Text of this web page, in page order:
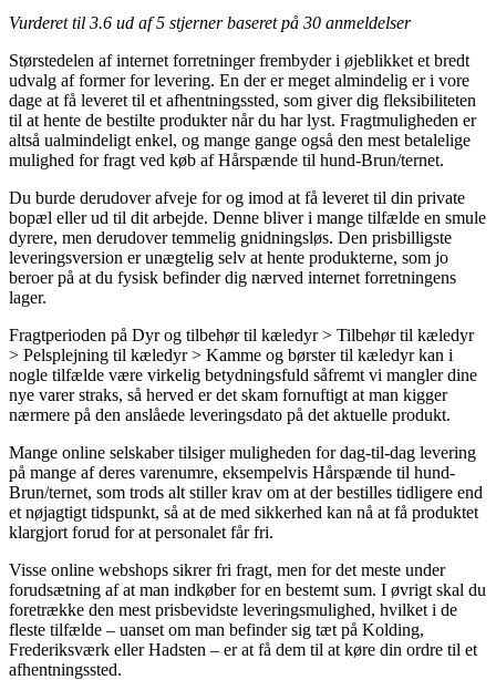
Vurderet til 3.6 ud af 5 stjerner baseret på 30 anmeldelser
Størstedelen af internet forretninger frembyder i øjeblikket et bredt
udvalg af former for levering. En der er meget almindelig er i vore
dage at få leveret til et afhentningssted, som giver dig fleksibiliteten
til at hente de bestilte produkter når du har lyst. Fragtmuligheden er
altså ualmindeligt enkel, og mange gange også den mest betalelige
mulighed for fragt ved køb af Hårspænde til hund-Brun/ternet.
Du burde derudover afveje for og imod at få leveret til din private
bopæl eller ud til dit arbejde. Denne bliver i mange tilfælde en smule
dyrere, men derudover temmelig gnidningsløs. Den prisbilligste
leveringsversion er unægtelig selv at hente produkterne, som jo
beroer på at du fysisk befinder dig nærved internet forretningens
lager.
Fragtperioden på Dyr og tilbehør til kæledyr > Tilbehør til kæledyr
> Pelsplejning til kæledyr > Kamme og børster til kæledyr kan i
nogle tilfælde være virkelig betydningsfuld såfremt vi mangler dine
nye varer straks, så herved er det skam fornuftigt at man kigger
nærmere på den anslåede leveringsdato på det aktuelle produkt.
Mange online selskaber tilsiger muligheden for dag-til-dag levering
på mange af deres varenumre, eksempelvis Hårspænde til hund-
Brun/ternet, som trods alt stiller krav om at der bestilles tidligere end
et nøjagtigt tidspunkt, så at de med sikkerhed kan nå at få produktet
klargjort forud for at personalet får fri.
Visse online webshops sikrer fri fragt, men for det meste under
forudsætning af at man indkøber for en bestemt sum. I øvrigt skal du
foretrække den mest prisbevidste leveringsmulighed, hvilket i de
fleste tilfælde – uanset om man befinder sig tæt på Kolding,
Frederiksværk eller Hadsten – er at få dem til at køre din ordre til et
afhentningssted.